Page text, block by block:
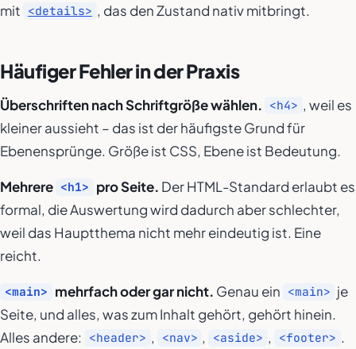
mit <details> , das den Zustand nativ mitbringt.
Häufiger Fehler in der Praxis
Überschriften nach Schriftgröße wählen. <h4> , weil es
kleiner aussieht – das ist der häufigste Grund für
Ebenensprünge. Größe ist CSS, Ebene ist Bedeutung.
Mehrere <h1> pro Seite. Der HTML-Standard erlaubt es
formal, die Auswertung wird dadurch aber schlechter,
weil das Hauptthema nicht mehr eindeutig ist. Eine
reicht.
<main> mehrfach oder gar nicht. Genau ein <main> je
Seite, und alles, was zum Inhalt gehört, gehört hinein.
Alles andere: <header> , <nav> , <aside> , <footer> .